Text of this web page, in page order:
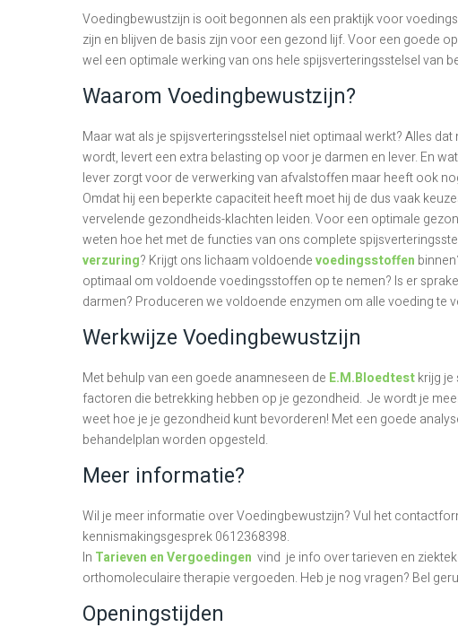
Voedingbewustzijn is ooit begonnen als een praktijk voor
zijn en blijven de basis zijn voor een gezond lijf. Voor een goede
wel een optimale werking van ons hele spijsverteringsstelsel van
Waarom Voedingbewustzijn?
Maar wat als je spijsverteringsstelsel niet optimaal werkt? Alles
wordt, levert een extra belasting op voor je darmen en lever. En
lever zorgt voor de verwerking van afvalstoffen maar heeft ook
Omdat hij een beperkte capaciteit heeft moet hij de dus vaak
vervelende gezondheids-klachten leiden. Voor een optimale
weten hoe het met de functies van ons complete
verzuring? Krijgt ons lichaam voldoendevoedingsstoffen
optimaal om voldoende voedingsstoffen op te nemen? Is er
darmen? Produceren we voldoende enzymen om alle voeding te
Werkwijze Voedingbewustzijn
Met behulp van een goede anamneseen de E.M.Bloedtestkrijg
factoren die betrekking hebben op je gezondheid. Je wordt je
weet hoe je je gezondheid kunt bevorderen! Met een goede
behandelplan worden opgesteld.
Meer informatie?
Wil je meer informatie over Voedingbewustzijn? Vul het
kennismakingsgesprek 0612368398.
In Tarieven en Vergoedingen vind je info over tarieven en
orthomoleculaire therapie vergoeden. Heb je nog vragen? Bel
Openingstijden